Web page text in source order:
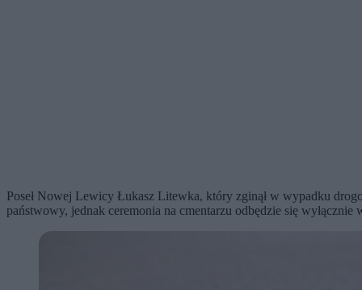
Poseł Nowej Lewicy Łukasz Litewka, który zginął w wypadku
państwowy, jednak ceremonia na cmentarzu odbędzie się wyłącznie